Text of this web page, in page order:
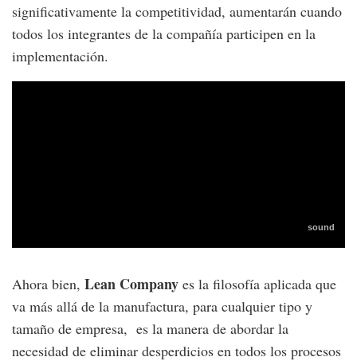
significativamente la competitividad, aumentarán cuando
todos los integrantes de la compañía participen en la
implementación.
Ahora bien, Lean Company es la filosofía aplicada que
va más allá de la manufactura, para cualquier tipo y
tamaño de empresa, es la manera de abordar la
necesidad de eliminar desperdicios en todos los procesos